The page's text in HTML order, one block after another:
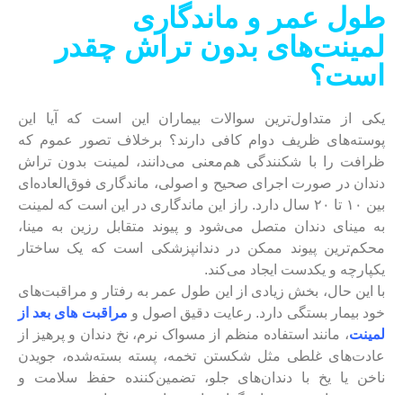
طول عمر و ماندگاری
لمینت‌های بدون تراش چقدر
است؟
یکی از متداول‌ترین سوالات بیماران این است که آیا این
پوسته‌های ظریف دوام کافی دارند؟ برخلاف تصور عموم که
ظرافت را با شکنندگی هم‌معنی می‌دانند، لمینت بدون تراش
دندان در صورت اجرای صحیح و اصولی، ماندگاری فوق‌العاده‌ای
بین ۱۰ تا ۲۰ سال دارد. راز این ماندگاری در این است که لمینت
به مینای دندان متصل می‌شود و پیوند متقابل رزین به مینا،
محکم‌ترین پیوند ممکن در دندانپزشکی است که یک ساختار
یکپارچه و یکدست ایجاد می‌کند.
با این حال، بخش زیادی از این طول عمر به رفتار و مراقبت‌های
خود بیمار بستگی دارد. رعایت دقیق اصول و مراقبت های بعد از
لمینت، مانند استفاده منظم از مسواک نرم، نخ دندان و پرهیز از
عادت‌های غلطی مثل شکستن تخمه، پسته بسته‌شده، جویدن
ناخن یا یخ با دندان‌های جلو، تضمین‌کننده حفظ سلامت و